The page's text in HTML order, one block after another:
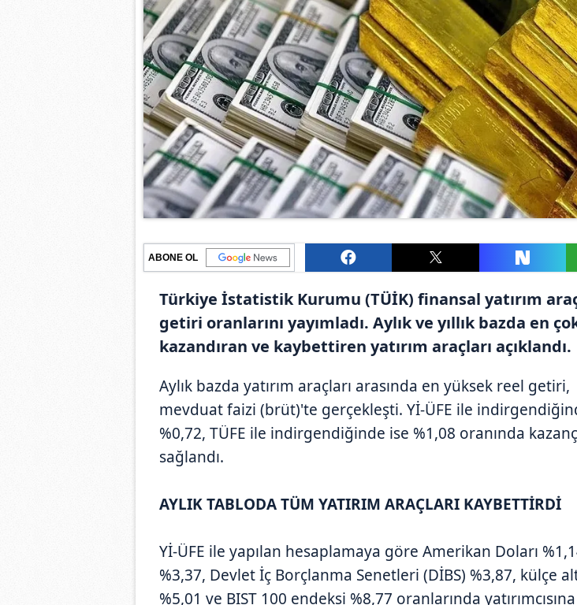
ABONE OL
Türkiye İstatistik Kurumu (TÜİK) finansal yatırım
getiri oranlarını yayımladı. Aylık ve yıllık bazda en
kazandıran ve kaybettiren yatırım araçları açıklandı.
Aylık bazda yatırım araçları arasında en yüksek reel getiri,
mevduat faizi (brüt)'te gerçekleşti. Yİ-ÜFE ile
%0,72, TÜFE ile indirgendiğinde ise %1,08 oranında kazanç
sağlandı.
AYLIK TABLODA TÜM YATIRIM ARAÇLARI KAYBETTİRDİ
Yİ-ÜFE ile yapılan hesaplamaya göre Amerikan Doları
%3,37, Devlet İç Borçlanma Senetleri (DİBS) %3,87, külçe
%5,01 ve BIST 100 endeksi %8,77 oranlarında yatırımcısına